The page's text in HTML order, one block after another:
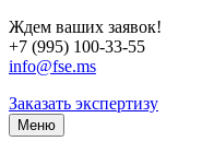
Ждем ваших заявок!
+7 (995) 100-33-55
info@fse.ms
Заказать экспертизу
Меню